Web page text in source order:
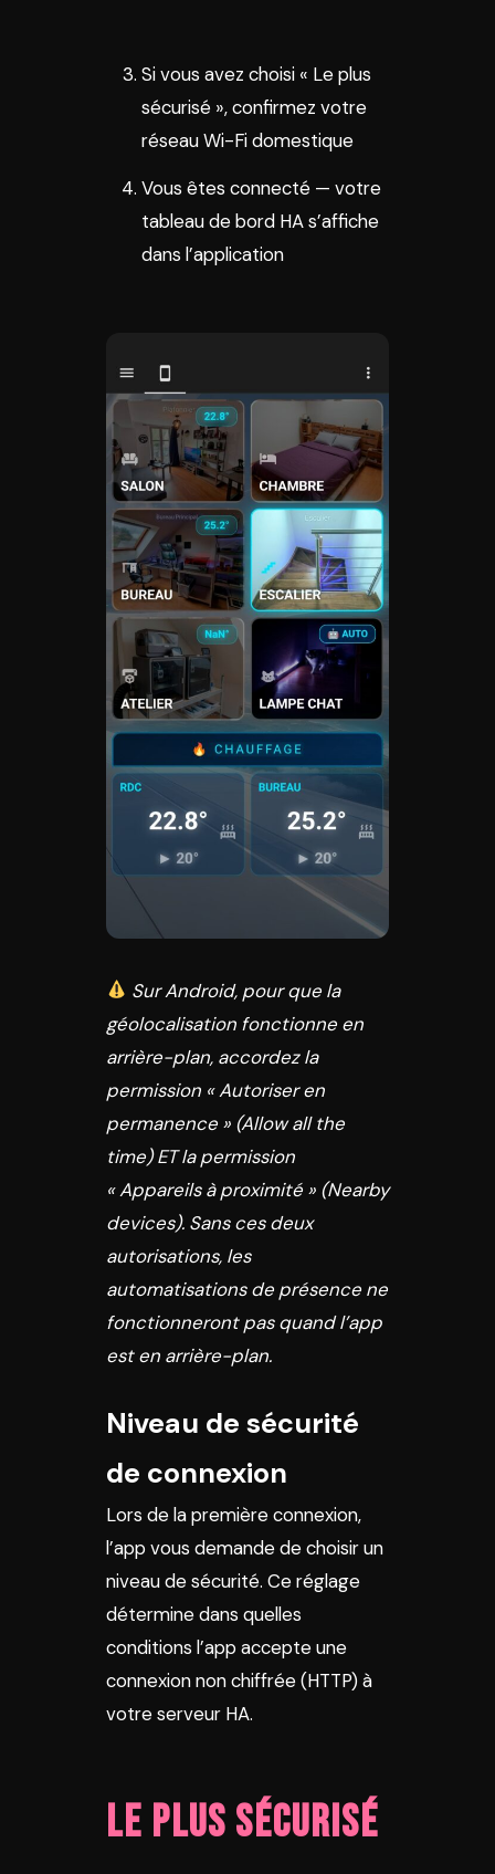
Si vous avez choisi « Le plus
sécurisé », confirmez votre
réseau Wi-Fi domestique
Vous êtes connecté — votre
tableau de bord HA s’affiche
dans l’application
Sur Android, pour que la
géolocalisation fonctionne en
arrière-plan, accordez la
permission « Autoriser en
permanence » (Allow all the
time) ET la permission
« Appareils à proximité » (Nearby
devices). Sans ces deux
autorisations, les
automatisations de présence ne
fonctionneront pas quand l’app
est en arrière-plan.
Niveau de sécurité
de connexion
Lors de la première connexion,
l’app vous demande de choisir un
niveau de sécurité. Ce réglage
détermine dans quelles
conditions l’app accepte une
connexion non chiffrée (HTTP) à
votre serveur HA.
Le plus sécurisé